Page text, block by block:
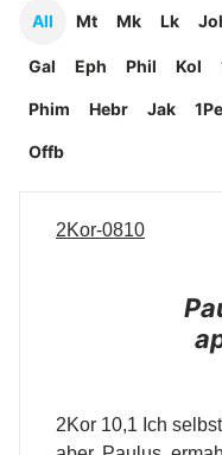
All Mt Mk Lk
Gal Eph Phil Kol
Phim Hebr Jak
Offb
2Kor-0810
2Kor 10,1 Ich selbst